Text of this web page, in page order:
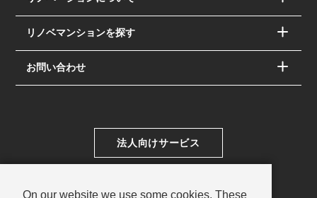
リノベマンションを探す
お問い合わせ
法人向けサービス
On our website we use some cookies. These